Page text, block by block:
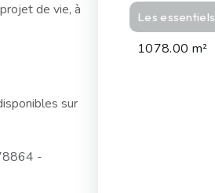
de vie, à
sur
-
Les essentiels
1078.00 m²